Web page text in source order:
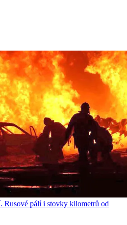
Rusové pálí i stovky kilometrů od